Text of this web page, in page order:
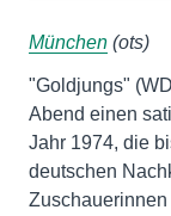
München (ots)
"Goldjungs"
Abend einen
Jahr 1974, die
deutschen